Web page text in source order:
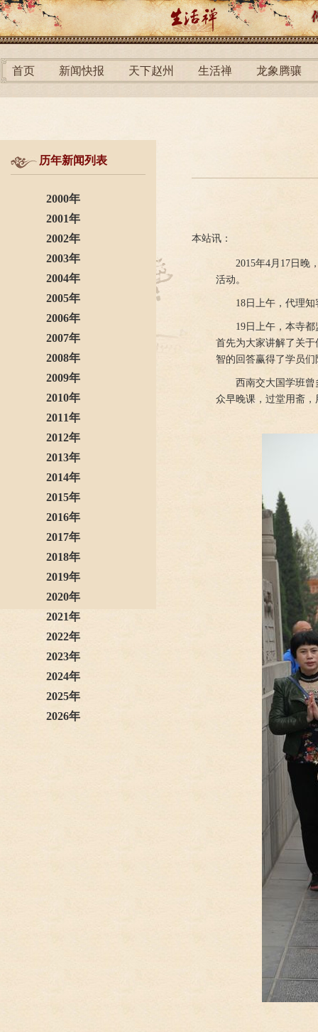
首页 新闻快报 天下赵州 生活禅 龙象腾骧
历年新闻列表
2000年
2001年
2002年
2003年
2004年
2005年
2006年
2007年
2008年
2009年
2010年
2011年
2012年
2013年
2014年
2015年
2016年
2017年
2018年
2019年
2020年
2021年
2022年
2023年
2024年
2025年
2026年
本站讯：
2015年4月17日晚
活动。
18日上午，代理
19日上午，本寺
首先为大家讲解了关
智的回答赢得了学员
西南交大国学班
众早晚课，过堂用斋